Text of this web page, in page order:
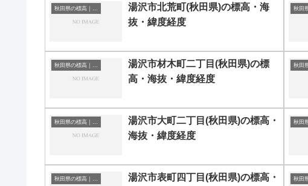
湯沢市北荒町(秋田県)の標高・海
抜・緯度経度
湯沢市材木町二丁目(秋田県)の標
高・海抜・緯度経度
湯沢市大町二丁目(秋田県)の標高・
海抜・緯度経度
湯沢市表町四丁目(秋田県)の標高・